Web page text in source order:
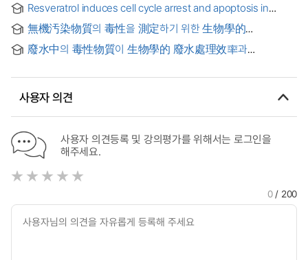
Resveratrol induces cell cycle arrest and apoptosis in
cancer cells and inhibits cytotoxicity by LPS and amyloid-β
in glial cells = Resveratrol의 인체 암세포 성장억제 및
신경교세포에서 Amyloid-β와 LPS에 의한 세포독성 보호에 관한
분자 생물학적 기전 연구
無機汚染物質의 毒性을 測定하기 위한 生物學的
毒性實驗의 開發 및 應用에 關한 硏究
廢水中의 毒性物質이 生物學的 廢水處理效率과
사용자 의견
사용자 의견등록 및 강의평가를 위해서는 로그인을
해주세요.
0/ 200